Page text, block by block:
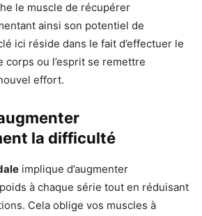
le muscle de récupérer
ainsi son potentiel de
ici réside dans le fait d’effectuer le
corps ou l’esprit se remettre
effort.
la difficulté
implique d’augmenter
à chaque série tout en réduisant
Cela oblige vos muscles à